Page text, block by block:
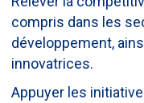
compris dans les
développement,
innovatrices.
Appuyer les